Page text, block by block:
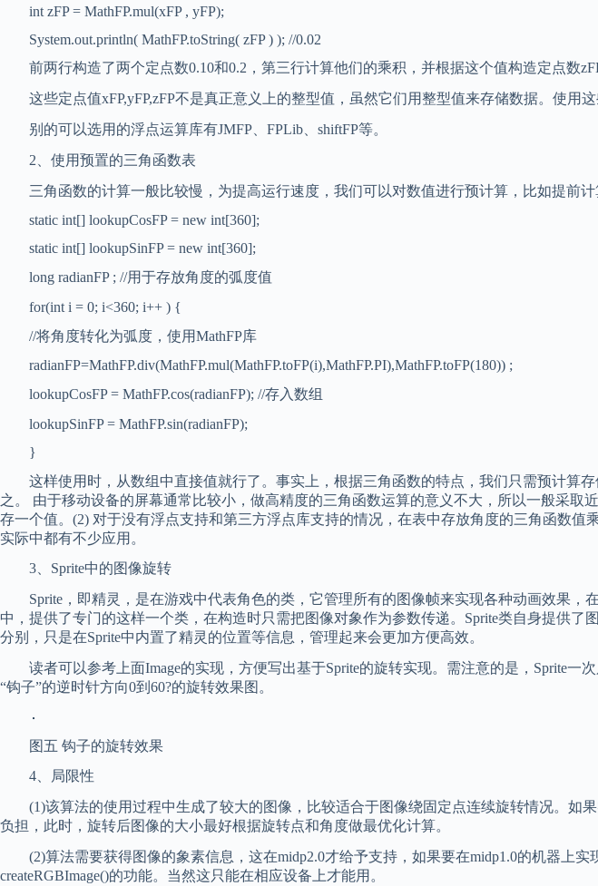
int zFP = MathFP.mul(xFP , yFP);
System.out.println( MathFP.toString( zFP ) ); //0.02
前两行构造了两个定点数0.10和0.2，第三行计算他们的乘积，并根据这个值构造定点数
这些定点值xFP,yFP,zFP不是真正意义上的整型值，虽然它们用整型值来存储数据。使用这
别的可以选用的浮点运算库有JMFP、FPLib、shiftFP等。
2、使用预置的三角函数表
三角函数的计算一般比较慢，为提高运行速度，我们可以对数值进行预计算，比如提前计
static int[] lookupCosFP = new int[360];
static int[] lookupSinFP = new int[360];
long radianFP ; //用于存放角度的弧度值
for(int i = 0; i<360; i++ ) {
//将角度转化为弧度，使用MathFP库
radianFP=MathFP.div(MathFP.mul(MathFP.toFP(i),MathFP.PI),MathFP.toFP(180)) ;
lookupCosFP = MathFP.cos(radianFP); //存入数组
lookupSinFP = MathFP.sin(radianFP);
}
这样使用时，从数组中直接值就行了。事实上，根据三角函数的特点，我们只需预计算
之。 由于移动设备的屏幕通常比较小，做高精度的三角函数运算的意义不大，所以一般采
存一个值。(2) 对于没有浮点支持和第三方浮点库支持的情况，在表中存放角度的三角函数
实际中都有不少应用。
3、Sprite中的图像旋转
Sprite，即精灵，是在游戏中代表角色的类，它管理所有的图像帧来实现各种动画效果，
中，提供了专门的这样一个类，在构造时只需把图像对象作为参数传递。Sprite类自身提供
分别，只是在Sprite中内置了精灵的位置等信息，管理起来会更加方便高效。
读者可以参考上面Image的实现，方便写出基于Sprite的旋转实现。需注意的是，Sprite一
“钩子”的逆时针方向0到60?的旋转效果图。
图五 钩子的旋转效果
4、局限性
(1)该算法的使用过程中生成了较大的图像，比较适合于图像绕固定点连续旋转情况。如
负担，此时，旋转后图像的大小最好根据旋转点和角度做最优化计算。
(2)算法需要获得图像的象素信息，这在midp2.0才给予支持，如果要在midp1.0的机器上
createRGBImage()的功能。当然这只能在相应设备上才能用。